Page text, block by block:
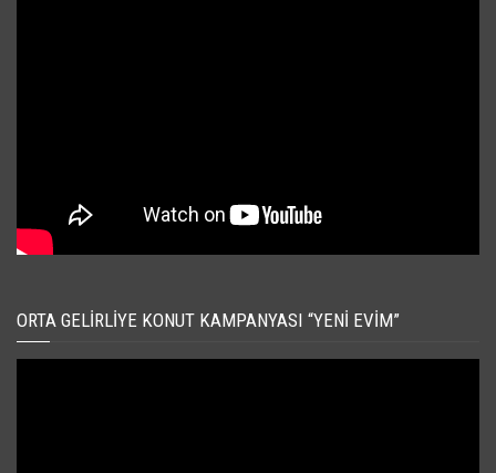
ORTA GELIRLIYE KONUT KAMPANYASI “YENI EVIM”